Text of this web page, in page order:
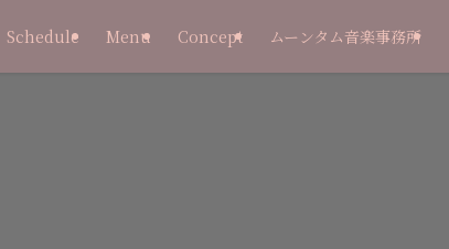
Schedule Menu Concept ムーンタム音楽事務所